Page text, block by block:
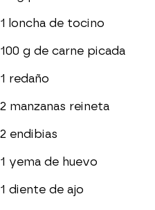
1 loncha de tocino
100 g de carne picada
1 redaño
2 manzanas reineta
2 endibias
1 yema de huevo
1 diente de ajo